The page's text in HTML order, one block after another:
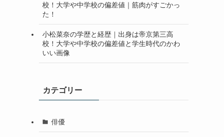
校！大学や中学校の偏差値｜筋肉がすごかっ
た！
小松菜奈の学歴と経歴｜出身は帝京第三高
校！大学や中学校の偏差値と学生時代のかわ
いい画像
カテゴリー
俳優